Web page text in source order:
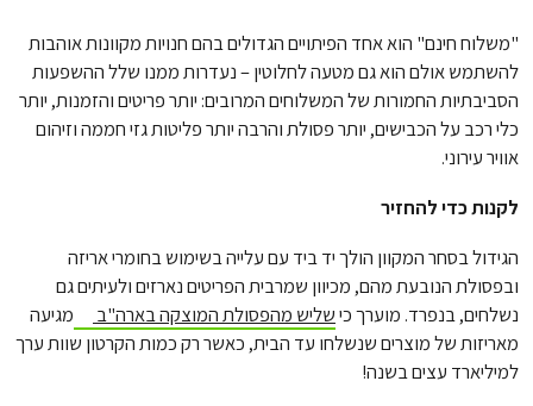
"משלוח חינם" הוא אחד הפיתויים הגדולים בהם חנויות מקוונות אוהבות
להשתמש אולם הוא גם מטעה לחלוטין – נעדרות ממנו שלל ההשפעות
הסביבתיות החמורות של המשלוחים המרובים: יותר פריטים והזמנות, יותר
כלי רכב על הכבישים, יותר פסולת והרבה יותר פליטות גזי חממה וזיהום
אוויר עירוני.
לקנות כדי להחזיר
הגידול בסחר המקוון הולך יד ביד עם עלייה בשימוש בחומרי אריזה
ובפסולת הנובעת מהם, מכיוון שמרבית הפריטים נארזים ולעיתים גם
נשלחים, בנפרד. מוערך כישליש מהפסולת המוצקה בארה"ב
מגיעה
מאריזות של מוצרים שנשלחו עד הבית, כאשר רק כמות הקרטון שוות ערך
למיליארד עצים בשנה!